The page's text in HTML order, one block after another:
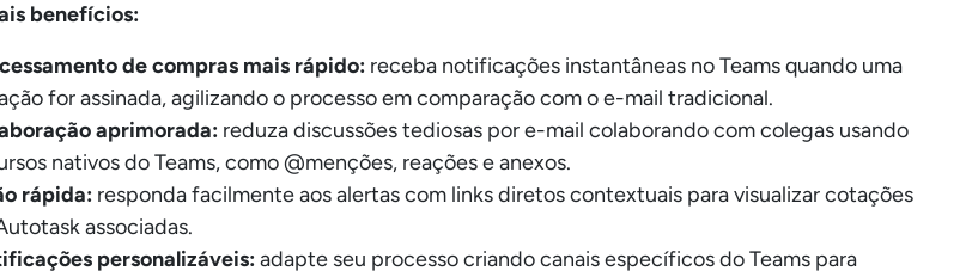
benefícios:
de compras mais rápido:receba notificações instantâneas no Teams quando uma
for assinada, agilizando o processo em comparação com o e-mail tradicional.
aprimorada:reduza discussões tediosas por e-mail colaborando com colegas usando
nativos do Teams, como @menções, reações e anexos.
rápida:responda facilmente aos alertas com links diretos contextuais para visualizar cotações
associadas.
personalizáveis:adapte seu processo criando canais específicos do Teams para